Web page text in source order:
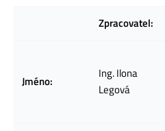
Zpracovatel:
Jméno:
Ing. Ilona
Legová